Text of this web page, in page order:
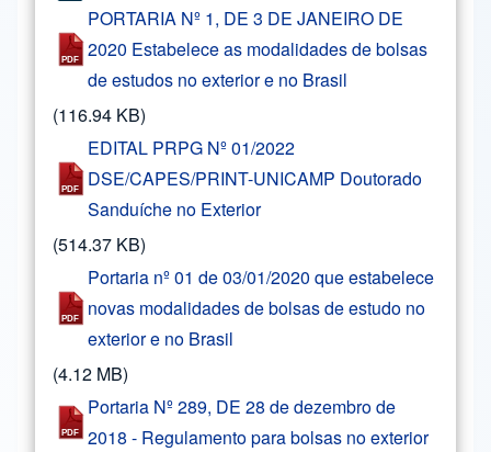
PORTARIA Nº 1, DE 3 DE JANEIRO DE
2020 Estabelece as modalidades de bolsas
de estudos no exterior e no Brasil
(116.94 KB)
EDITAL PRPG Nº 01/2022
DSE/CAPES/PRINT-UNICAMP Doutorado
Sanduíche no Exterior
(514.37 KB)
Portaria nº 01 de 03/01/2020 que estabelece
novas modalidades de bolsas de estudo no
exterior e no Brasil
(4.12 MB)
Portaria Nº 289, DE 28 de dezembro de
2018 - Regulamento para bolsas no exterior